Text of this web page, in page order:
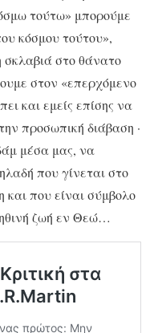
τούτω» μπορούμε
κόσμου τούτου»,
στο θάνατο
στον «επερχόμενο
και εμείς επίσης να
προσωπική διάβαση ·
μέσα μας, να
που γίνεται στο
που είναι σύμβολο
ζωή εν Θεώ…